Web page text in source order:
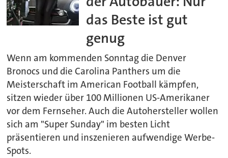
das Beste ist gut
genug
Wenn am kommenden Sonntag die Denver
Bronocs und die Carolina Panthers um die
Meisterschaft im American Football kämpfen,
sitzen wieder über 100 Millionen US-Amerikaner
vor dem Fernseher. Auch die Autohersteller wollen
sich am "Super Sunday" im besten Licht
präsentieren und inszenieren aufwendige Werbe-
Spots.